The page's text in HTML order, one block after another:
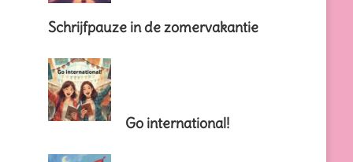
Schrijfpauze in de zomervakantie
Go international!